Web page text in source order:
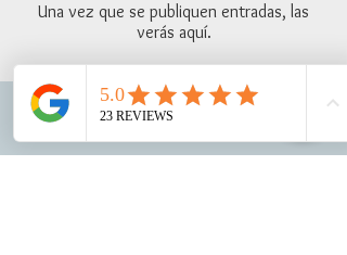
Una vez que se publiquen entradas, las
verás aquí.